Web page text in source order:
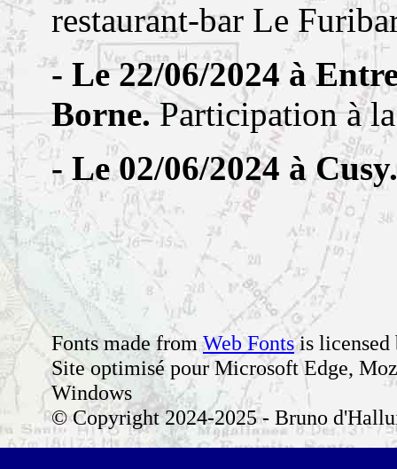
restaurant-bar Le
- Le 22/06/2024 à
Borne.Participation à
- Le 02/06/2024 à Cusy.
Fonts made fromWeb Fontsis licensed
Site optimisé pour Microsoft Edge,
Windows
© Copyright 2024-2025 - Bruno